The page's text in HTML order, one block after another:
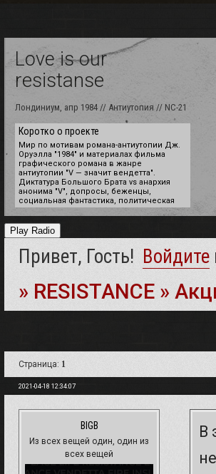
Play Radio
Love is our
resistanse
Лондиниум, апр 1984 // Антиутопия // NC-21
Коротко о проекте
Мир по мотивам романа-антиутопии Дж.
Оруэлла "1984" и материалах фильма
графического романа в жанре
антиутопии "V — значит вендетта".
Диктатура Большого Брата vs анархия
анонима "V", допросы, беженцы,
социальная фантастика, политическая
психология и даже поиски утраченного
Грааля.
Нам не чужд юмор, мы любим
эксперименты и уверены, что в
компании с хорошими людьми можно
создать красивый мир с
увлекательными сюжетными историями.
Присоединяйся, мы всегда рады новым
лицам.
Привет, Гость! Войдите
» RESISTANCE »
Страница: 1
2021-04-18 12:34:07
BIGB
Из всех вещей один, один из
всех вещей
В